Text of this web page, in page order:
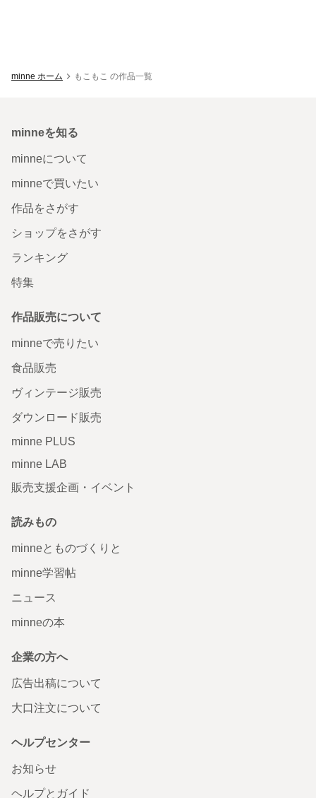
minne ホーム もこもこ の作品一覧
minneを知る
minneについて
minneで買いたい
作品をさがす
ショップをさがす
ランキング
特集
作品販売について
minneで売りたい
食品販売
ヴィンテージ販売
ダウンロード販売
minne PLUS
minne LAB
販売支援企画・イベント
読みもの
minneとものづくりと
minne学習帖
ニュース
minneの本
企業の方へ
広告出稿について
大口注文について
ヘルプセンター
お知らせ
ヘルプとガイド